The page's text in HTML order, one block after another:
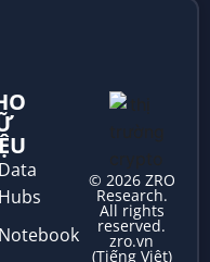
Data
Hubs
Notebook
© 2026 ZRO
Research.
All rights
reserved.
zro.vn
(Tiếng Việt)